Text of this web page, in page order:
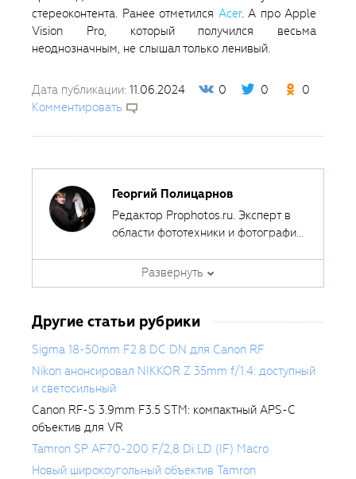
стереоконтента. Ранее отметился Acer. А про Apple
Vision Pro, который получился весьма
неоднозначным, не слышал только ленивый.
Дата публикации: 11.06.2024 0 0
0
Комментировать
Георгий Полицарнов
Редактор Prophotos.ru. Эксперт в
области фототехники и фотографии,
фотооборудования с 2007 года.
Является автором ряда обучающих
Развернуть
Другие статьи рубрики
Sigma 18-50mm F2.8 DC DN для Canon RF
Nikon анонсировал NIKKOR Z 35mm f/1.4: доступный
и светосильный
Canon RF-S 3.9mm F3.5 STM: компактный APS-C
объектив для VR
Tamron SP AF70-200 F/2,8 Di LD (IF) Macro
Новый широкоугольный объектив Tamron